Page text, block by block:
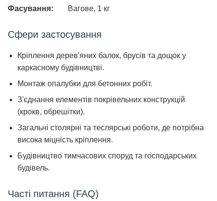
Фасування:
Вагове, 1 кг
Сфери застосування
Кріплення дерев'яних балок, брусів та дощок у
каркасному будівництві.
Монтаж опалубки для бетонних робіт.
З'єднання елементів покрівельних конструкцій
(крокв, обрешітки).
Загальні столярні та теслярські роботи, де потрібна
висока міцність кріплення.
Будівництво тимчасових споруд та господарських
будівель.
Часті питання (FAQ)